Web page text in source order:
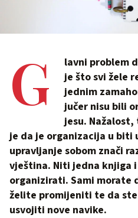
G
lavni problem
je što svi žele
jednim
jučer nisu bili
jesu.
je da je organizacija u biti
upravljanje sobom znači
vještina. Niti jedna knjiga
organizirati. Sami morate
želite promijeniti te da
usvojiti nove navike.